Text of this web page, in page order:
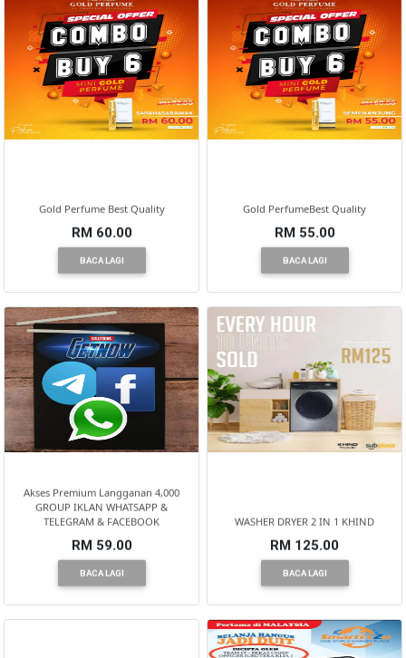
Gold Perfume Best Quality
RM 60.00
BACA LAGI
Gold PerfumeBest Quality
RM 55.00
BACA LAGI
Akses Premium Langganan 4,000
GROUP IKLAN WHATSAPP &
TELEGRAM & FACEBOOK
RM 59.00
BACA LAGI
WASHER DRYER 2 IN 1 KHIND
RM 125.00
BACA LAGI